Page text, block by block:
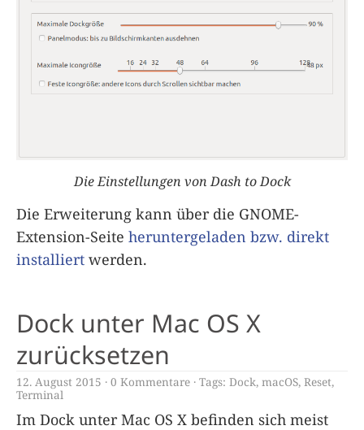
Die Einstellungen von Dash to Dock
Die Erweiterung kann über die GNOME-
Extension-Seite heruntergeladen bzw. direkt
installiert werden.
Dock unter Mac OS X
zurücksetzen
12. August 2015 0 Kommentare Tags: Dock, macOS, Reset,
Terminal
Im Dock unter Mac OS X befinden sich meist